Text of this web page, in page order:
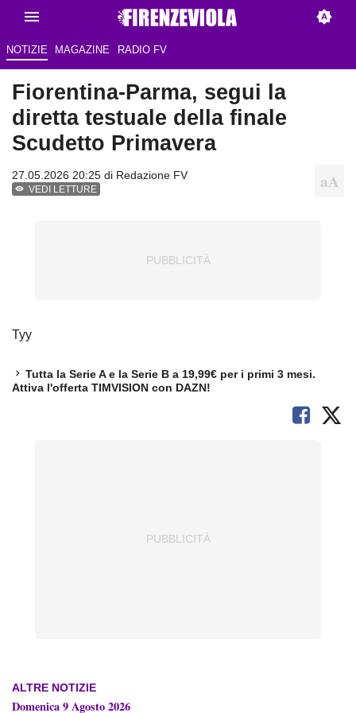
NOTIZIE MAGAZINE RADIO FV
Fiorentina-Parma, segui la
diretta testuale della finale
Scudetto Primavera
27.05.2026 20:25 di Redazione FV
VEDI LETTURE
Tyy
Tutta la Serie A e la Serie B a 19,99€ per i primi 3 mesi.
Attiva l'offerta TIMVISION con DAZN!
ALTRE NOTIZIE
Domenica 9 Agosto 2026